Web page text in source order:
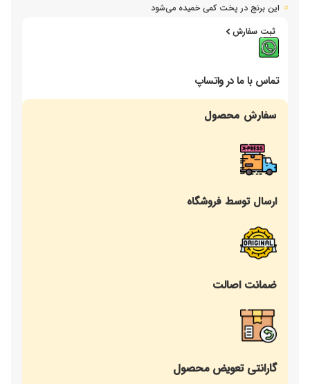
این برنج در پخت کمی خمیده می‌شود
ثبت سفارش
تماس با ما در واتساپ
سفارش محصول
ارسال توسط فروشگاه
ضمانت اصالت
گارانتی تعویض محصول